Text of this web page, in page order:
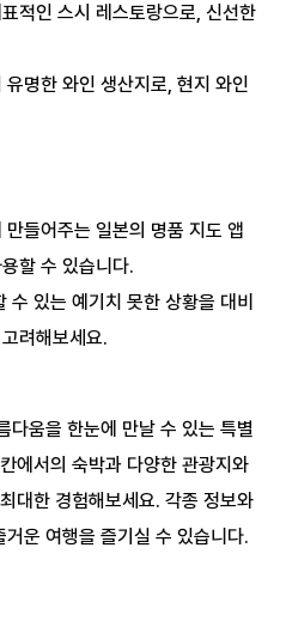
적인 스시 레스토랑으로, 신선한
유명한 와인 생산지로, 현지 와인
만들어주는 일본의 명품 지도 앱
할 수 있습니다.
수 있는 예기치 못한 상황을 대비
려해보세요.
다움을 한눈에 만날 수 있는 특별
에서의 숙박과 다양한 관광지와
대한 경험해보세요. 각종 정보와
운 여행을 즐기실 수 있습니다.